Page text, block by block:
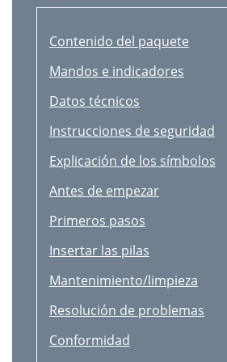
Informace o záruce
FLORABEST FLG 34 A1
42 - Čeština
Určené použitie
Očakávané nesprávne použitie
Obsah balenia
Ovládacie prvky a displeje
Technické parametre
Bezpečnostné pokyny
Vysvetlenie symbolov
Deti a postihnuté osoby
Začíname
Contenido del paquete
Mandos e indicadores
Datos técnicos
Instrucciones de seguridad
Explicación de los símbolos
Antes de empezar
Primeros pasos
Insertar las pilas
Mantenimiento/limpieza
Resolución de problemas
Conformidad